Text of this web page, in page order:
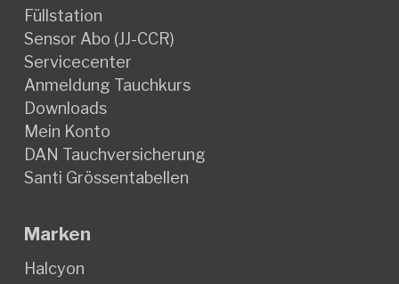
Füllstation
Sensor Abo (JJ-CCR)
Servicecenter
Anmeldung Tauchkurs
Downloads
Mein Konto
DAN Tauchversicherung
Santi Grössentabellen
Marken
Halcyon